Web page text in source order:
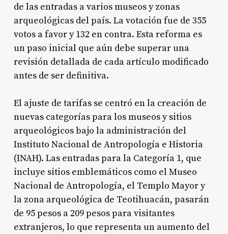
de las entradas a varios museos y zonas
arqueológicas del país. La votación fue de 355
votos a favor y 132 en contra. Esta reforma es
un paso inicial que aún debe superar una
revisión detallada de cada artículo modificado
antes de ser definitiva.
El ajuste de tarifas se centró en la creación de
nuevas categorías para los museos y sitios
arqueológicos bajo la administración del
Instituto Nacional de Antropología e Historia
(INAH). Las entradas para la Categoría 1, que
incluye sitios emblemáticos como el Museo
Nacional de Antropología, el Templo Mayor y
la zona arqueológica de Teotihuacán, pasarán
de 95 pesos a 209 pesos para visitantes
extranjeros, lo que representa un aumento del